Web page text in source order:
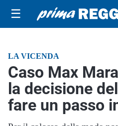
☰
LA VICENDA
Caso Max
la decisione
fare un passo